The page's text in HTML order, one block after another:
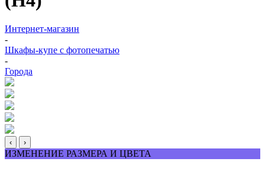
Интернет-магазин
-
Шкафы-купе с фотопечатью
-
Города
‹ ›
ИЗМЕНЕНИЕ РАЗМЕРА И ЦВЕТА